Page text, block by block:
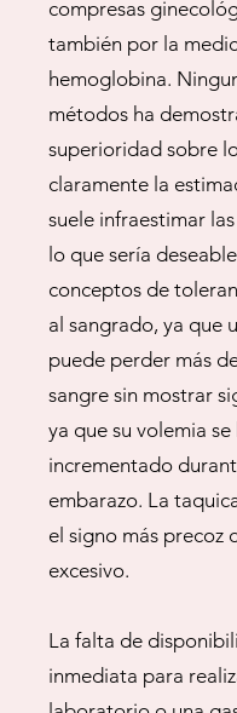
compresas
también por la
hemoglobina.
métodos ha
superioridad sobre
claramente la
suele infraestimar
lo que sería
conceptos de
al sangrado, ya que
puede perder más
sangre sin mostrar
ya que su volemia se
incrementado
embarazo. La
el signo más precoz
excesivo.
La falta de
inmediata para